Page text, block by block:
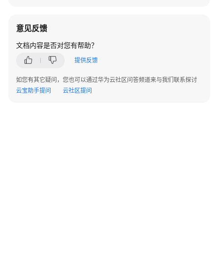
动
部
图
意见反馈
文档内容是否对您有帮助？
提供反馈
如您有其它疑问，您也可以通过华为云社区问答频道来与我们联系探讨
云宝助手提问
云社区提问